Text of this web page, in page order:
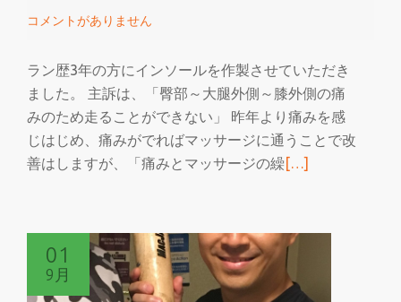
2
回
開
催
報
回）
コメントがありません
ラン歴3年の方にインソールを作製させていただき
ました。 主訴は、「臀部～大腿外側～膝外側の痛
みのため走ることができない」 昨年より痛みを感
じはじめ、痛みがでればマッサージに通うことで改
善はしますが、「痛みとマッサージの繰続
読
む
ラ
[…]
01
9月